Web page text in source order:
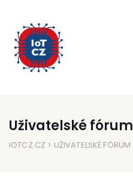
Uživatelské fórum
IOTCZ.CZ > UŽIVATELSKÉ FÓRUM